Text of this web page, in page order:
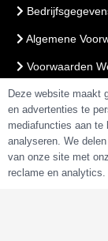
Algemene
Voorwaarden
PrivacyBeleid
VEILIG
Deze website maakt
en advertenties te
mediafuncties aan te
analyseren. We
van onze site met
reclame en analytics.